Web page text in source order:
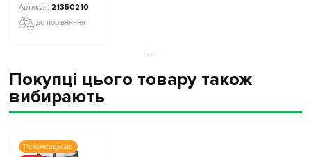
21350210
до порівняння
Покупці цього товару також
вибирають
Рекомендуємо